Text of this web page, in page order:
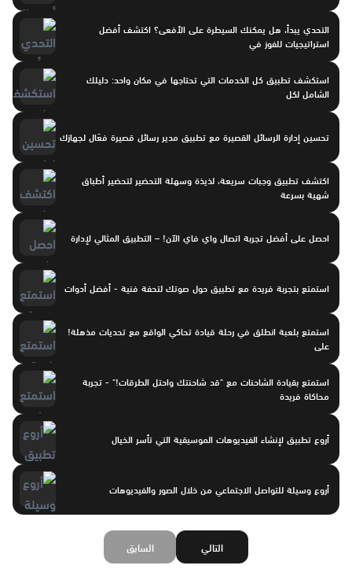
التحدي يبدأ، هل يمكنك السيطرة على الأفعى؟ اكتشف أفضل
استراتيجيات للفوز في
استكشف تطبيق كل الخدمات التي تحتاجها في مكان واحد: دليلك
الشامل لكل
تحسين إدارة الرسائل القصيرة مع تطبيق مدير رسائل قصيرة فعّال لجهازك
اكتشف تطبيق وجبات سريعة، لذيذة وسهلة التحضير لتحضير أطباق
شهية بسرعة
احصل على أفضل تجربة اتصال واي فاي الآن! – التطبيق المثالي لإدارة
استمتع بتجربة فريدة مع تطبيق حول صوتك لتحفة فنية - أفضل أدوات
استمتع بلعبة انطلق في رحلة قيادة تحاكي الواقع مع تحديات مذهلة!
على
استمتع بقيادة الشاحنات مع "قد شاحنتك واحتل الطرقات!" - تجربة
محاكاة فريدة
أروع تطبيق لإنشاء الفيديوهات الموسيقية التي تأسر الخيال
أروع وسيلة للتواصل الاجتماعي من خلال الصور والفيديوهات
السابق التالي